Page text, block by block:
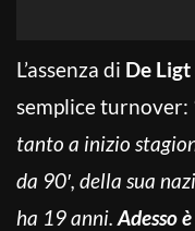
L’assenza di De Ligt
semplice turnover:
tanto a inizio
da 90′, della sua
ha 19 anni. Adesso